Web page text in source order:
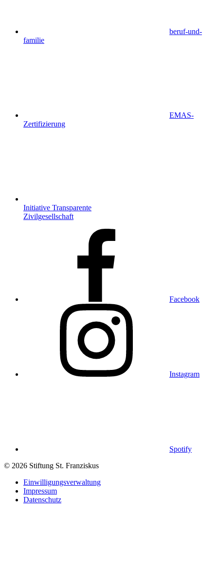
beruf-und-
familie
EMAS-
Zertifizierung
Initiative Transparente
Zivilgesellschaft
Facebook
Instagram
Spotify
© 2026 Stiftung St. Franziskus
Einwilligungsverwaltung
Impressum
Datenschutz